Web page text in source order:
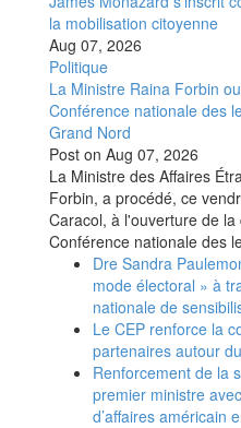
la mobilisation citoyenne
Aug 07, 2026
Politique
La Ministre Raina Forbin
Conférence nationale des
Grand Nord
Post on Aug 07, 2026
La Ministre des Affaires
Forbin, a procédé, ce
Caracol, à l'ouverture de
Conférence nationale des
Dre Sandra
mode électoral » à
nationale de
Le CEP renforce la
partenaires autour
Renforcement de la
premier ministre
d’affaires américain